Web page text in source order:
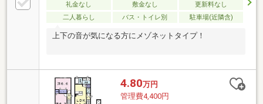
礼金なし 敷金なし
更新料なし
二人暮らし
バス・トイレ別 駐車場(近隣含)
上下の音が気になる方にメゾネットタイプ！
4.80万円
管理費4,400円